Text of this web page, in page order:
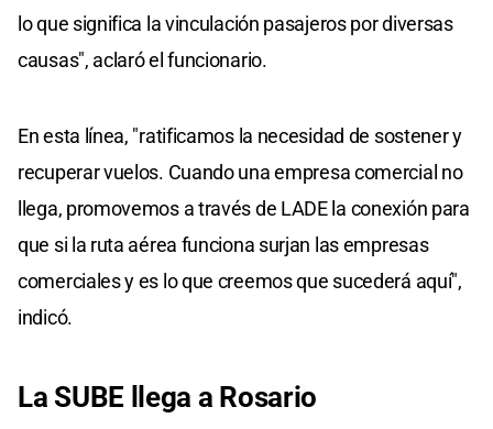
lo que significa la vinculación pasajeros por diversas
causas", aclaró el funcionario.
En esta línea, "ratificamos la necesidad de sostener y
recuperar vuelos. Cuando una empresa comercial no
llega, promovemos a través de LADE la conexión para
que si la ruta aérea funciona surjan las empresas
comerciales y es lo que creemos que sucederá aquí",
indicó.
La SUBE llega a Rosario